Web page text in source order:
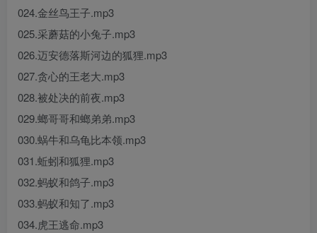
024.金丝鸟王子.mp3
025.采蘑菇的小兔子.mp3
026.迈安德落斯河边的狐狸.mp3
027.贪心的王老大.mp3
028.被处决的前夜.mp3
029.螂哥哥和螂弟弟.mp3
030.蜗牛和乌龟比本领.mp3
031.蚯蚓和狐狸.mp3
032.蚂蚁和鸽子.mp3
033.蚂蚁和知了.mp3
034.虎王逃命.mp3